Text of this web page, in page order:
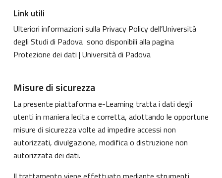
Link utili
Ulteriori informazioni sulla Privacy Policy dell’Università
degli Studi di Padova sono disponibili alla pagina
Protezione dei dati | Università di Padova
Misure di sicurezza
La presente piattaforma e-Learning tratta i dati degli
utenti in maniera lecita e corretta, adottando le opportune
misure di sicurezza volte ad impedire accessi non
autorizzati, divulgazione, modifica o distruzione non
autorizzata dei dati.